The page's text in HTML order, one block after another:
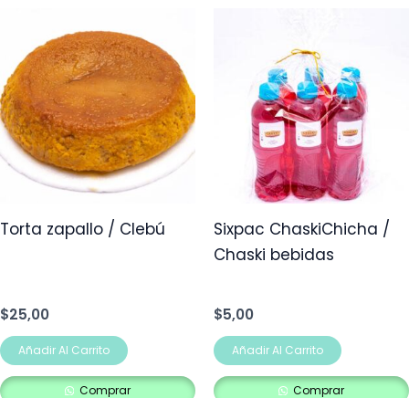
Torta zapallo / Clebú
$25,00
Añadir Al Carrito
Comprar
Sixpac ChaskiChicha /
Chaski bebidas
$5,00
Añadir Al Carrito
Comprar